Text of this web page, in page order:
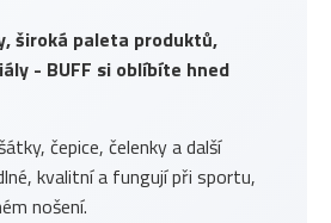
široká paleta produktů,
- BUFF si oblíbíte hned
čepice, čelenky a další
kvalitní a fungují při sportu,
nošení.